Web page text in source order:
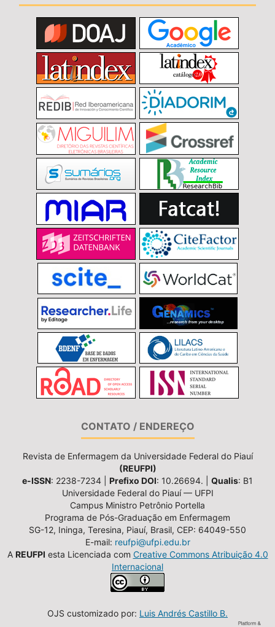
CONTATO / ENDEREÇO
Revista de Enfermagem da Universidade Federal do Piauí
(REUFPI)
e-ISSN: 2238-7234 | Prefixo DOI: 10.26694. | Qualis: B1
Universidade Federal do Piauí — UFPI
Campus Ministro Petrônio Portella
Programa de Pós-Graduação em Enfermagem
SG-12, Ininga, Teresina, Piauí, Brasil, CEP: 64049-550
E-mail: reufpi@ufpi.edu.br
A REUFPI esta Licenciada com Creative Commons Atribuição 4.0
Internacional
OJS customizado por: Luis Andrés Castillo B.